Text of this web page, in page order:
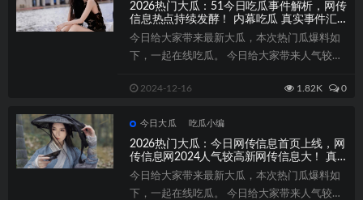
2026热门大瓜：51今日吃瓜事件解析，网传
信息热点持续发酵！ 内幕吃瓜 真实事件汇
总
今日给大家带来最新大瓜，本次热门瓜爆料如
下，一起在线吃瓜。 今日给大家带来人气较高
2024-12-16 1.82K 0
今日大瓜 吃瓜小编
2026热门大瓜：今日网传信息首页上线，网
传信息网2024人气较高新网传信息大！ 真
实事件汇总
今日给大家带来最新大瓜，本次热门瓜爆料如
下，一起在线吃瓜。 今日给大家带来人气较高